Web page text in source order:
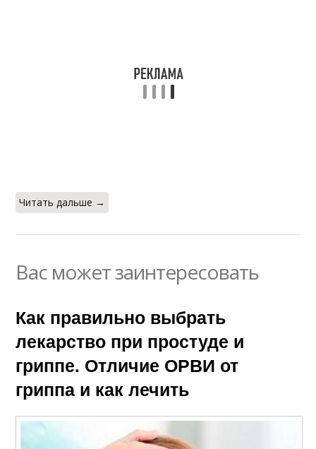
Читать дальше →
Вас может заинтересовать
Как правильно выбрать
лекарство при простуде и
гриппе. Отличие ОРВИ от
гриппа и как лечить